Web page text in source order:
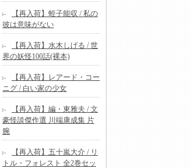
【再入荷】蛭子能収 / 私の
彼は意味がない
【再入荷】水木しげる / 世
界の妖怪100話(裸本)
【再入荷】レアード・コー
ニグ / 白い家の少女
【再入荷】編・東雅夫 / 文
豪怪談傑作選 川端康成集 片
腕
【再入荷】五十嵐大介 / リ
トル・フォレスト 全2巻セッ